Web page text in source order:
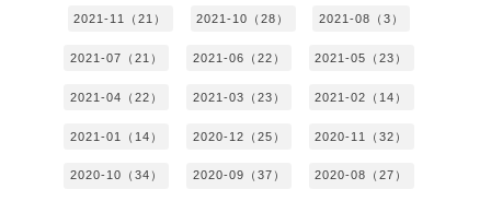
2021-11（21） 2021-10（28） 2021-08（3）
2021-07（21） 2021-06（22） 2021-05（23）
2021-04（22） 2021-03（23） 2021-02（14）
2021-01（14） 2020-12（25） 2020-11（32）
2020-10（34） 2020-09（37） 2020-08（27）